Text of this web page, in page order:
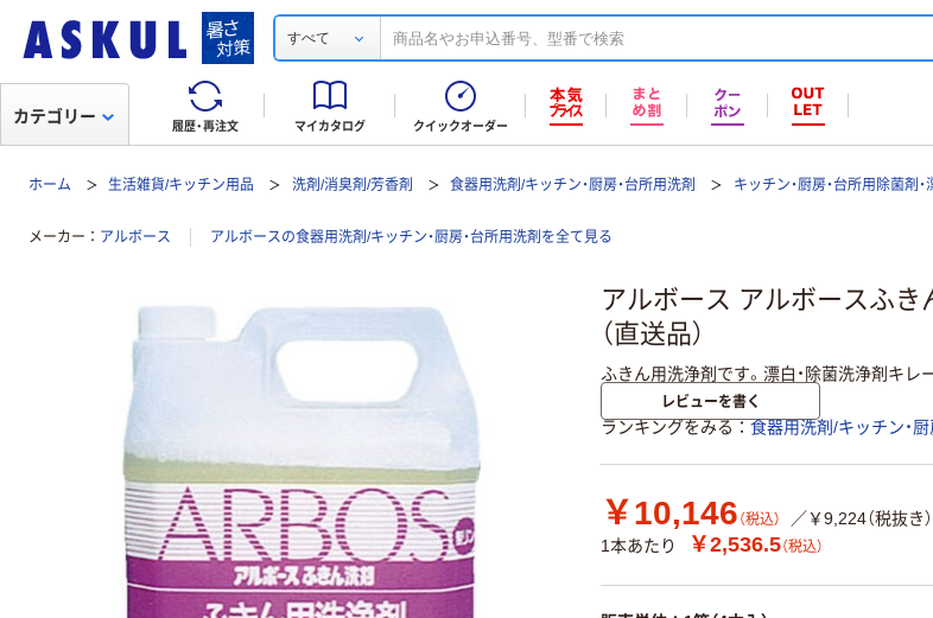
すべて
履歴・再注文 マイカタログ クイックオーダー
カテゴリー
ホーム 生活雑貨/キッチン用品 洗剤/消臭剤/芳香剤 食器用洗剤/キッチン・厨房・台所用洗剤 キッチン・厨房・台所用除菌剤・
メーカー アルボース アルボースの食器用洗剤/キッチン・厨房・台所用洗剤を全て見る
アルボース アルボースふき
（直送品）
ふきん用洗浄剤です。漂白・除菌洗浄剤キレ
レビューを書く
ランキングをみる 食器用洗剤/キッチン・厨
￥10,146 （税込）
／￥9,224（税抜き）
1本あたり
￥2,536.5（税込）